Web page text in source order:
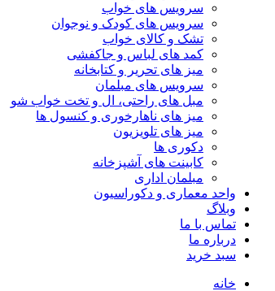
سرویس های خواب
سرویس های کودک و نوجوان
تشک و کالای خواب
کمد های لباس و جاکفشی
میز های تحریر و کتابخانه
سرویس های مبلمان
مبل های راحتی، ال و تخت خواب شو
میز های ناهارخوری و کنسول ها
میز های تلویزیون
دکوری ها
کابینت های آشپزخانه
مبلمان اداری
واحد معماری و دکوراسیون
وبلاگ
تماس با ما
درباره ما
سبد خرید
خانه